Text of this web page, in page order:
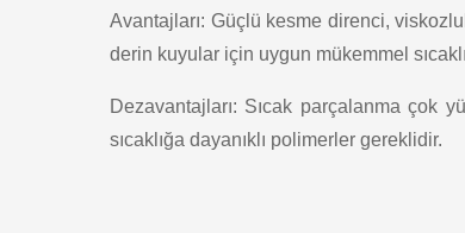
Avantajları: Güçlü kesme direnci,
derin kuyular için uygun mükemmel
Dezavantajları: Sıcak parçalanma çok
sıcaklığa dayanıklı polimerler gereklidir.